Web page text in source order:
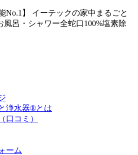
No.1】 イーテックの家中まるごと
呂・シャワー全蛇口100%塩素除
浄水器®とは
口コミ）
ーム